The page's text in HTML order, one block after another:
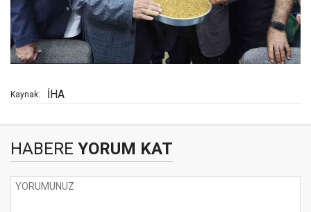
Kaynak: İHA
HABERE YORUM KAT